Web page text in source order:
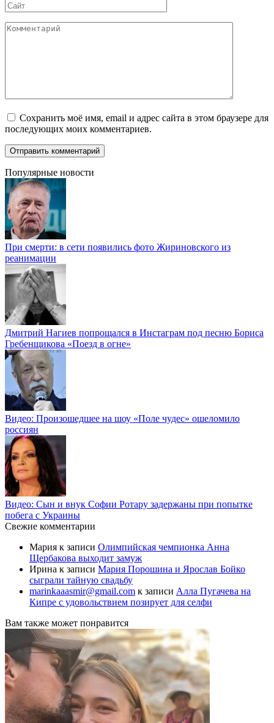
Сайт
Комментарий
Сохранить моё имя, email и адрес сайта в этом браузере для
последующих моих комментариев.
Популярные новости
При смерти: в сети появились фото Жириновского из
реанимации
Дмитрий Нагиев попрощался в Инстаграм под песню Бориса
Гребенщикова «Поезд в огне»
Видео: Произошедшее на шоу «Поле чудес» ошеломило
россиян
Видео: Сын и внук Софии Ротару задержаны при попытке
побега с Украины
Свежие комментарии
Мария к записи Олимпийская чемпионка Анна
Щербакова выходит замуж
Ирина к записи Мария Порошина и Ярослав Бойко
сыграли тайную свадьбу
marinkaaasmir@gmail.com к записи Алла Пугачева на
Кипре с удовольствием позирует для селфи
Вам также может понравится